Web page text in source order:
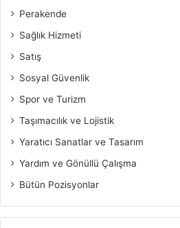
Perakende
Sağlık Hizmeti
Satış
Sosyal Güvenlik
Spor ve Turizm
Taşımacılık ve Lojistik
Yaratıcı Sanatlar ve Tasarım
Yardım ve Gönüllü Çalışma
Bütün Pozisyonlar